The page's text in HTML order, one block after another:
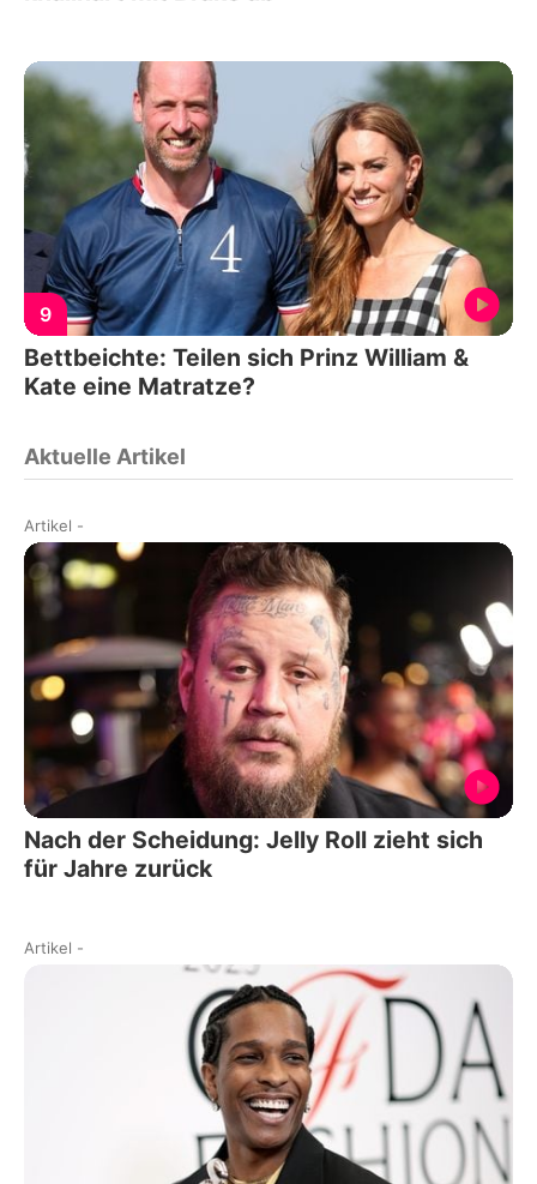
9
Bettbeichte: Teilen sich Prinz William &
Kate eine Matratze?
Aktuelle Artikel
Artikel -
Nach der Scheidung: Jelly Roll zieht sich
für Jahre zurück
Artikel -